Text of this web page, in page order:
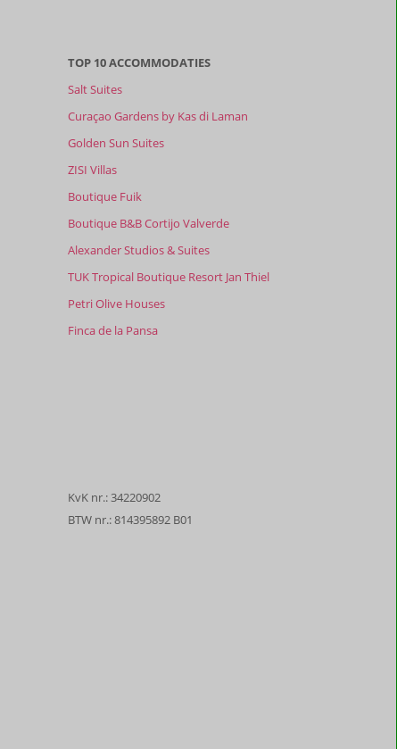
TOP 10 ACCOMMODATIES
Salt Suites
Curaçao Gardens by Kas di Laman
Golden Sun Suites
ZISI Villas
Boutique Fuik
Boutique B&B Cortijo Valverde
Alexander Studios & Suites
TUK Tropical Boutique Resort Jan Thiel
Petri Olive Houses
Finca de la Pansa
KvK nr.: 34220902
BTW nr.: 814395892 B01